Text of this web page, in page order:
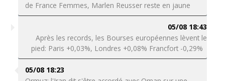
de France Femmes, Marlen Reusser reste en jaune
05/08 18:43
Après les records, les Bourses européennes lèvent le
pied: Paris +0,03%, Londres +0,08% Francfort -0,29%
05/08 18:23